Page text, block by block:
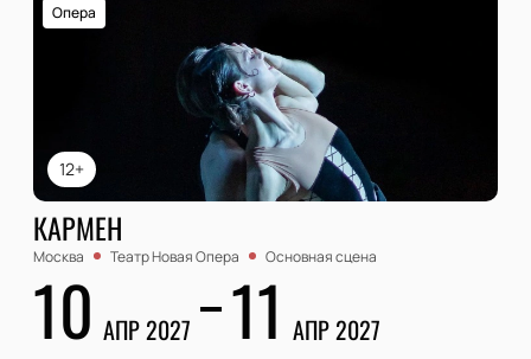
12+
Опера
КАРМЕН
Москва Театр Новая Опера Основная сцена
10 АПР 2027 11 АПР 2027